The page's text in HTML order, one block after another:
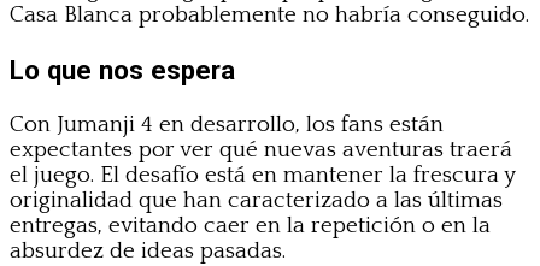
Casa Blanca probablemente no habría conseguido.
Lo que nos espera
Con Jumanji 4 en desarrollo, los fans están
expectantes por ver qué nuevas aventuras traerá
el juego. El desafío está en mantener la frescura y
originalidad que han caracterizado a las últimas
entregas, evitando caer en la repetición o en la
absurdez de ideas pasadas.